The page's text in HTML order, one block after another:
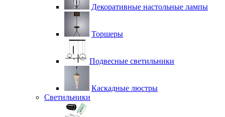
Декоративные настольные лампы
Торшеры
Подвесные светильники
Каскадные люстры
Светильники